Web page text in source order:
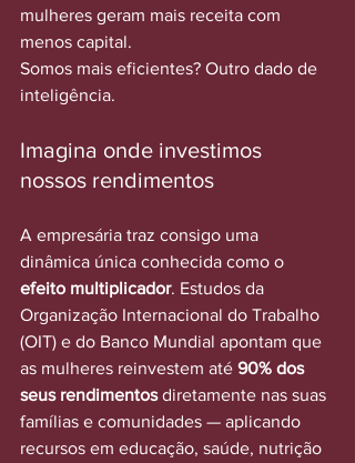
mulheres geram mais receita com
menos capital.
Somos mais eficientes? Outro dado de
inteligência.
Imagina onde investimos
nossos rendimentos
A empresária traz consigo uma
dinâmica única conhecida como o
efeito multiplicador. Estudos da
Organização Internacional do Trabalho
(OIT) e do Banco Mundial apontam que
as mulheres reinvestem até 90% dos
seus rendimentos diretamente nas suas
famílias e comunidades — aplicando
recursos em educação, saúde, nutrição